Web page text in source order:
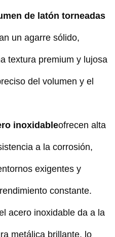
de latón torneadas
un agarre sólido,
textura premium y lujosa
del volumen y el
inoxidableofrecen alta
a la corrosión,
exigentes y
constante.
acero inoxidable da a la
metálica brillante, lo